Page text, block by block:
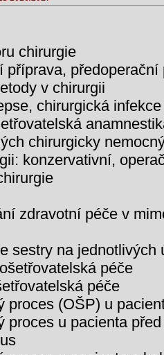
chirurgie
příprava,
v chirurgii
chirurgická infekce
chirurgicky
konzervativní,
zdravotní péče v
sestry na
péče
péče
proces (OŠP) u
proces u pacienta